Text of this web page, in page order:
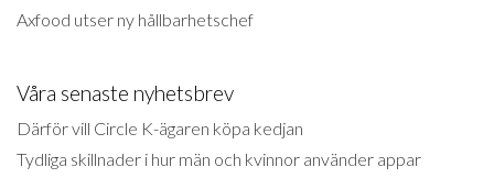
Axfood utser ny hållbarhetschef
Våra senaste nyhetsbrev
Därför vill Circle K-ägaren köpa kedjan
Tydliga skillnader i hur män och kvinnor använder appar